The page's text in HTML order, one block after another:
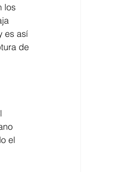
los
es así
de
el